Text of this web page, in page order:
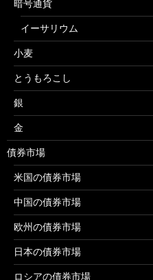
暗号通貨
イーサリウム
小麦
とうもろこし
銀
金
債券市場
米国の債券市場
中国の債券市場
欧州の債券市場
日本の債券市場
ロシアの債券市場